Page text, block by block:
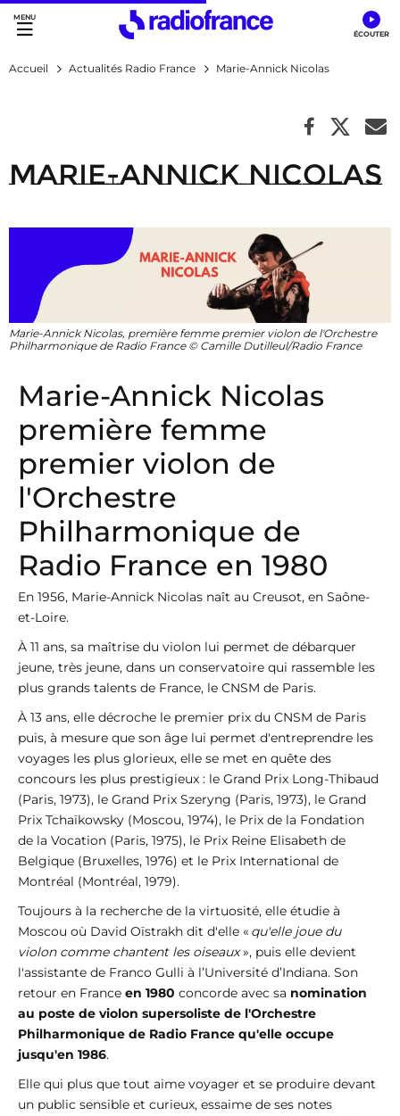
Accès direct :
Menu principal
Contenu
Accueil Actualités Radio France Marie-Annick Nicolas
Marie-Annick Nicolas
Marie-Annick Nicolas, première femme premier violon de l'Orchestre
Philharmonique de Radio France © Camille Dutilleul/Radio France
Marie-Annick Nicolas
première femme
premier violon de
l'Orchestre
Philharmonique de
Radio France en 1980
En 1956, Marie-Annick Nicolas naît au Creusot, en Saône-
et-Loire.
À 11 ans, sa maîtrise du violon lui permet de débarquer
jeune, très jeune, dans un conservatoire qui rassemble les
plus grands talents de France, le CNSM de Paris.
À 13 ans, elle décroche le premier prix du CNSM de Paris
puis, à mesure que son âge lui permet d'entreprendre les
voyages les plus glorieux, elle se met en quête des
concours les plus prestigieux : le Grand Prix Long-Thibaud
(Paris, 1973), le Grand Prix Szeryng (Paris, 1973), le Grand
Prix Tchaïkowsky (Moscou, 1974), le Prix de la Fondation
de la Vocation (Paris, 1975), le Prix Reine Elisabeth de
Belgique (Bruxelles, 1976) et le Prix International de
Montréal (Montréal, 1979).
Toujours à la recherche de la virtuosité, elle étudie à
Moscou où David Oïstrakh dit d'elle « qu'elle joue du
violon comme chantent les oiseaux», puis elle devient
l'assistante de Franco Gulli à l’Université d’Indiana. Son
retour en France en 1980 concorde avec sa nomination
au poste de violon supersoliste de l'Orchestre
Philharmonique de Radio France qu'elle occupe
jusqu'en 1986.
Elle qui plus que tout aime voyager et se produire devant
un public sensible et curieux, essaime de ses notes